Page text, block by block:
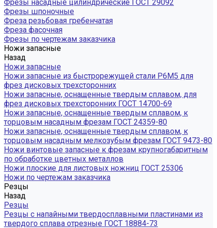
Фрезы насадные цилиндрические ГОСТ 29092
Фрезы шпоночные
Фреза резьбовая гребенчатая
Фреза фасочная
Фрезы по чертежам заказчика
Ножи запасные
Назад
Ножи запасные
Ножи запасные из быстрорежущей стали Р6М5 для
фрез дисковых трехсторонних
Ножи запасные, оснащенные твердым сплавом, для
фрез дисковых трехсторонних ГОСТ 14700-69
Ножи запасные, оснащенные твердым сплавом, к
торцовым насадным фрезам ГОСТ 24359-80
Ножи запасные, оснащенные твердым сплавом, к
торцовым насадным мелкозубым фрезам ГОСТ 9473-80
Ножи винтовые запасные к фрезам крупногабаритным
по обработке цветных металлов
Ножи плоские для листовых ножниц ГОСТ 25306
Ножи по чертежам заказчика
Резцы
Назад
Резцы
Резцы с напайными твердосплавными пластинами из
твердого сплава отрезные ГОСТ 18884-73